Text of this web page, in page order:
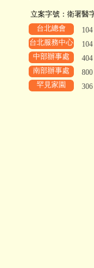
立案字號：衛署醫
台北總會
台北服務中心
中部辦事處
南部辦事處
罕見家園